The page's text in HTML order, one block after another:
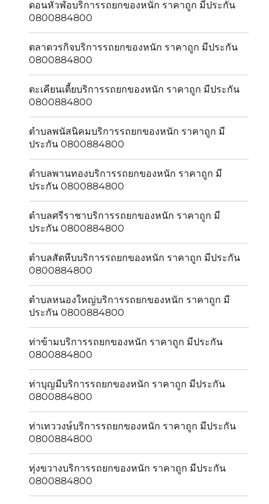
ดอนหัวฬ่อบริการรถยกของหนัก ราคาถูก มีประกัน
0800884800
ตลาดวรกิจบริการรถยกของหนัก ราคาถูก มีประกัน
0800884800
ตะเคียนเตี้ยบริการรถยกของหนัก ราคาถูก มีประกัน
0800884800
ตำบลพนัสนิคมบริการรถยกของหนัก ราคาถูก มี
ประกัน 0800884800
ตำบลพานทองบริการรถยกของหนัก ราคาถูก มี
ประกัน 0800884800
ตำบลศรีราชาบริการรถยกของหนัก ราคาถูก มี
ประกัน 0800884800
ตำบลสัตหีบบริการรถยกของหนัก ราคาถูก มีประกัน
0800884800
ตำบลหนองใหญ่บริการรถยกของหนัก ราคาถูก มี
ประกัน 0800884800
ท่าข้ามบริการรถยกของหนัก ราคาถูก มีประกัน
0800884800
ท่าบุญมีบริการรถยกของหนัก ราคาถูก มีประกัน
0800884800
ท่าเทววงษ์บริการรถยกของหนัก ราคาถูก มีประกัน
0800884800
ทุ่งขวางบริการรถยกของหนัก ราคาถูก มีประกัน
0800884800